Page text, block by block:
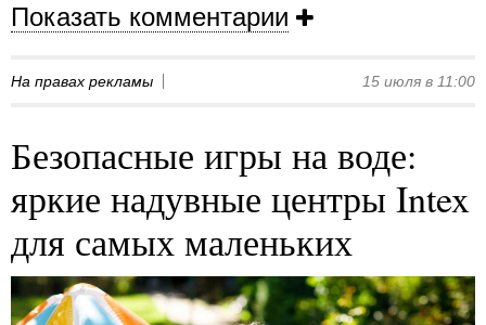
Показать комментарии
На правах рекламы 15 июля в 11:00
Безопасные игры на воде:
яркие надувные центры Intex
для самых маленьких